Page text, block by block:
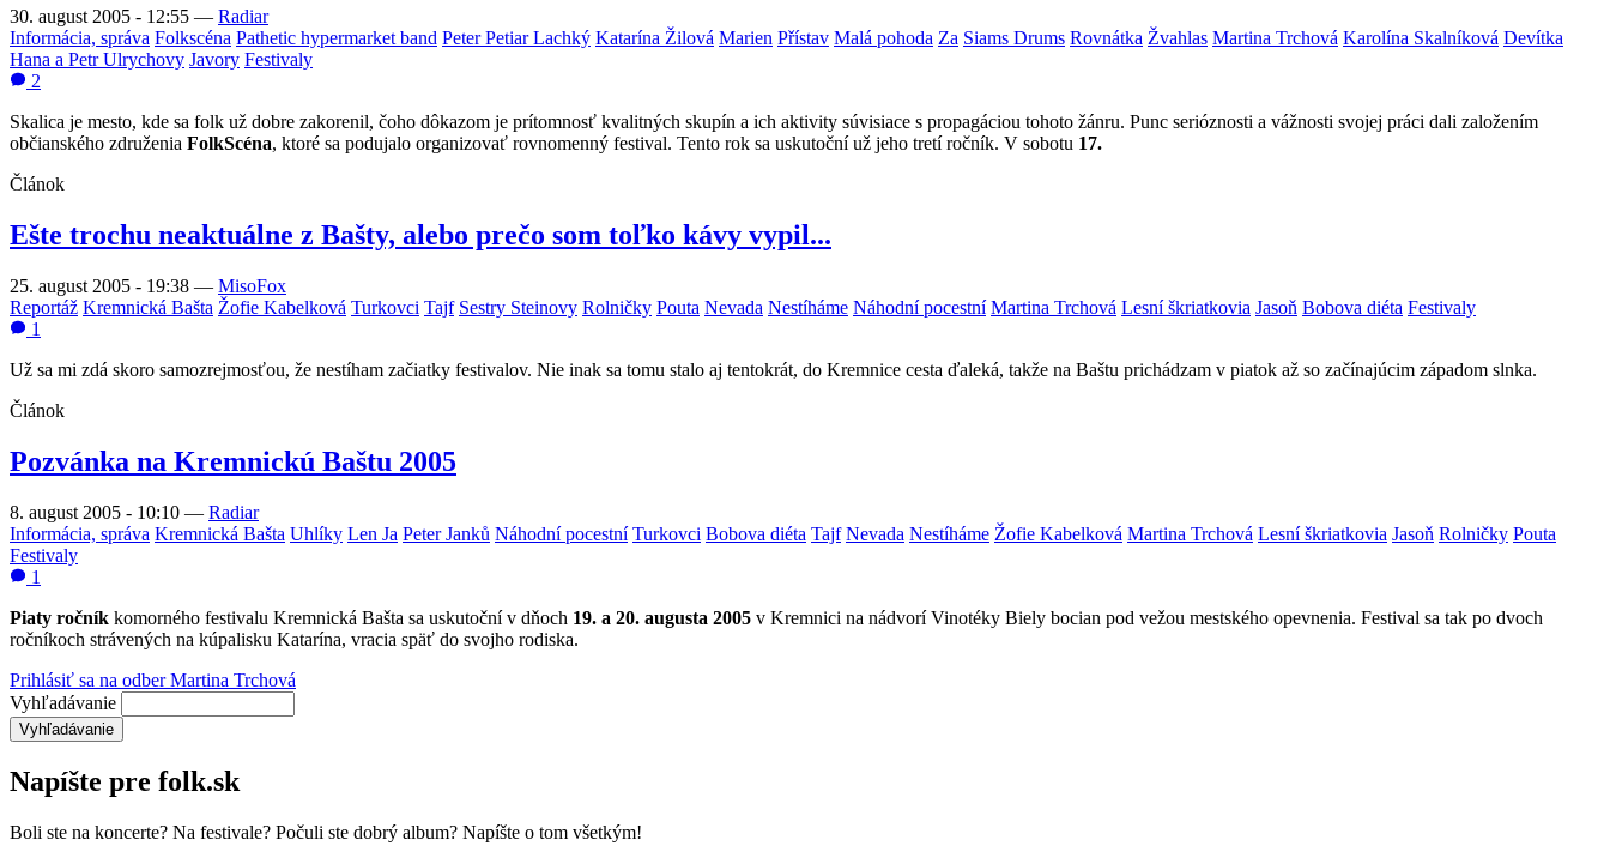
30. august 2005 - 12:55 — Radiar
Informácia, správa Folkscéna Pathetic hypermarket band Peter Petiar Lachký Katarína Žilová Marien Přístav Malá pohoda Za Siams Drums Rovnátka Žvahlas Martina Trchová Karolína Skalníková Devítka
Hana a Petr Ulrychovy Javory Festivaly
2
Skalica je mesto, kde sa folk už dobre zakorenil, čoho dôkazom je prítomnosť kvalitných skupín a ich aktivity súvisiace s propagáciou tohoto žánru. Punc serióznosti a vážnosti svojej práci dali založením
občianského združenia FolkScéna, ktoré sa podujalo organizovať rovnomenný festival. Tento rok sa uskutoční už jeho tretí ročník. V sobotu 17.
Článok
Ešte trochu neaktuálne z Bašty, alebo prečo som toľko kávy vypil...
25. august 2005 - 19:38 — MisoFox
Reportáž Kremnická Bašta Žofie Kabelková Turkovci Tajf Sestry Steinovy Rolničky Pouta Nevada Nestíháme Náhodní pocestní Martina Trchová Lesní škriatkovia Jasoň Bobova diéta Festivaly
1
Už sa mi zdá skoro samozrejmosťou, že nestíham začiatky festivalov. Nie inak sa tomu stalo aj tentokrát, do Kremnice cesta ďaleká, takže na Baštu prichádzam v piatok až so začínajúcim západom slnka.
Článok
Pozvánka na Kremnickú Baštu 2005
8. august 2005 - 10:10 — Radiar
Informácia, správa Kremnická Bašta Uhlíky Len Ja Peter Janků Náhodní pocestní Turkovci Bobova diéta Tajf Nevada Nestíháme Žofie Kabelková Martina Trchová Lesní škriatkovia Jasoň Rolničky Pouta
Festivaly
1
Piaty ročník komorného festivalu Kremnická Bašta sa uskutoční v dňoch 19. a 20. augusta 2005 v Kremnici na nádvorí Vinotéky Biely bocian pod vežou mestského opevnenia. Festival sa tak po dvoch
ročníkoch strávených na kúpalisku Katarína, vracia späť do svojho rodiska.
Prihlásiť sa na odber Martina Trchová
Vyhľadávanie
Napíšte pre folk.sk
Boli ste na koncerte? Na festivale? Počuli ste dobrý album? Napíšte o tom všetkým!